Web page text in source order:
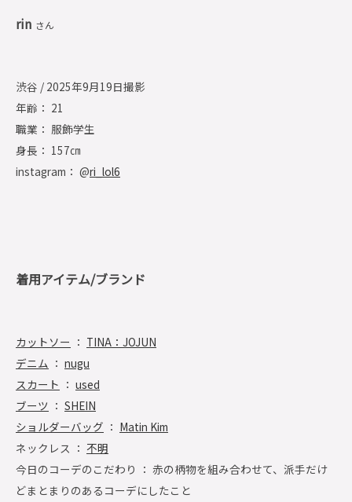
rin さん
渋谷 / 2025年9月19日撮影
年齢： 21
職業： 服飾学生
身長： 157㎝
instagram： @ri_lol6
着用アイテム/ブランド
カットソー ： TINA：JOJUN
デニム ： nugu
スカート ： used
ブーツ ： SHEIN
ショルダーバッグ ： Matin Kim
ネックレス ： 不明
今日のコーデのこだわり ： 赤の柄物を組み合わせて、派手だけ
どまとまりのあるコーデにしたこと